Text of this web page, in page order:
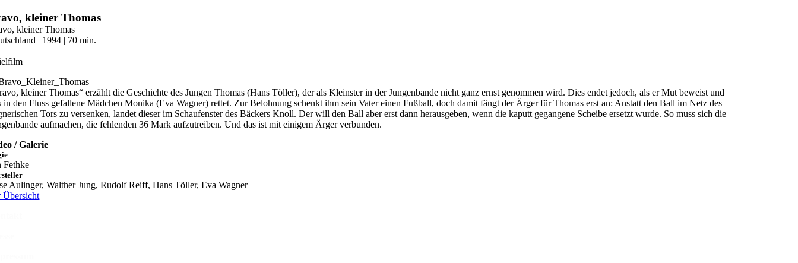
Zum
Inhalt
springen
kleiner Thomas
kleiner Thomas
| 1994 | 70 min.
kleiner Thomas“ erzählt die Geschichte des Jungen Thomas (Hans Töller), der als Kleinster in der Jungenbande nicht ganz ernst genommen wird. Dies endet jedoch, als er Mut beweist und
in den Fluss gefallene Mädchen Monika (Eva Wagner) rettet. Zur Belohnung schenkt ihm sein Vater einen Fußball, doch damit fängt der Ärger für Thomas erst an: Anstatt den Ball im Netz des
Tors zu versenken, landet dieser im Schaufenster des Bäckers Knoll. Der will den Ball aber erst dann herausgeben, wenn die kaputt gegangene Scheibe ersetzt wurde. So muss sich die
aufmachen, die fehlenden 36 Mark aufzutreiben. Und das ist mit einigem Ärger verbunden.
/ Galerie
Fethke
Aulinger, Walther Jung, Rudolf Reiff, Hans Töller, Eva Wagner
Übersicht